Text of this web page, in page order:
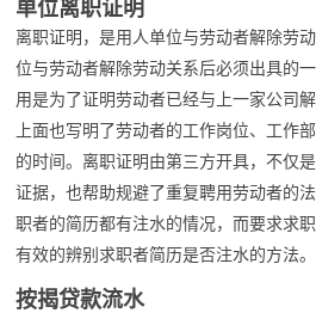
单位离职证明
离职证明，是用人单位与劳动者解除劳
位与劳动者解除劳动关系后必须出具的
用是为了证明劳动者已经与上一家公司
上面也写明了劳动者的工作岗位、工作
的时间。离职证明由第三方开具，不仅
证据，也帮助规避了重复聘用劳动者的
职者的简历都有注水的情况，而要求求
有效的辨别求职者简历是否注水的方法。
按揭贷款流水